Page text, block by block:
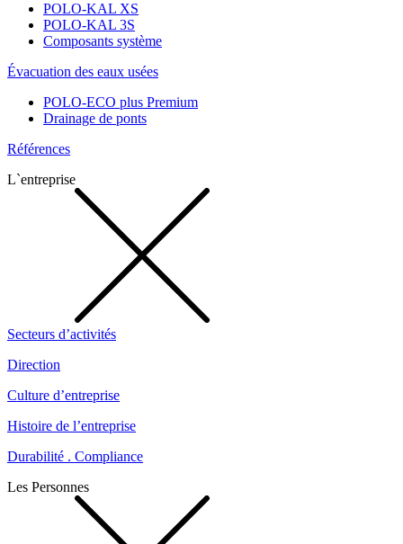
POLO-KAL XS
POLO-KAL 3S
Composants système
Évacuation des eaux usées
POLO-ECO plus Premium
Drainage de ponts
Références
L`entreprise
Secteurs d’activités
Direction
Culture d’entreprise
Histoire de l’entreprise
Durabilité . Compliance
Les Personnes